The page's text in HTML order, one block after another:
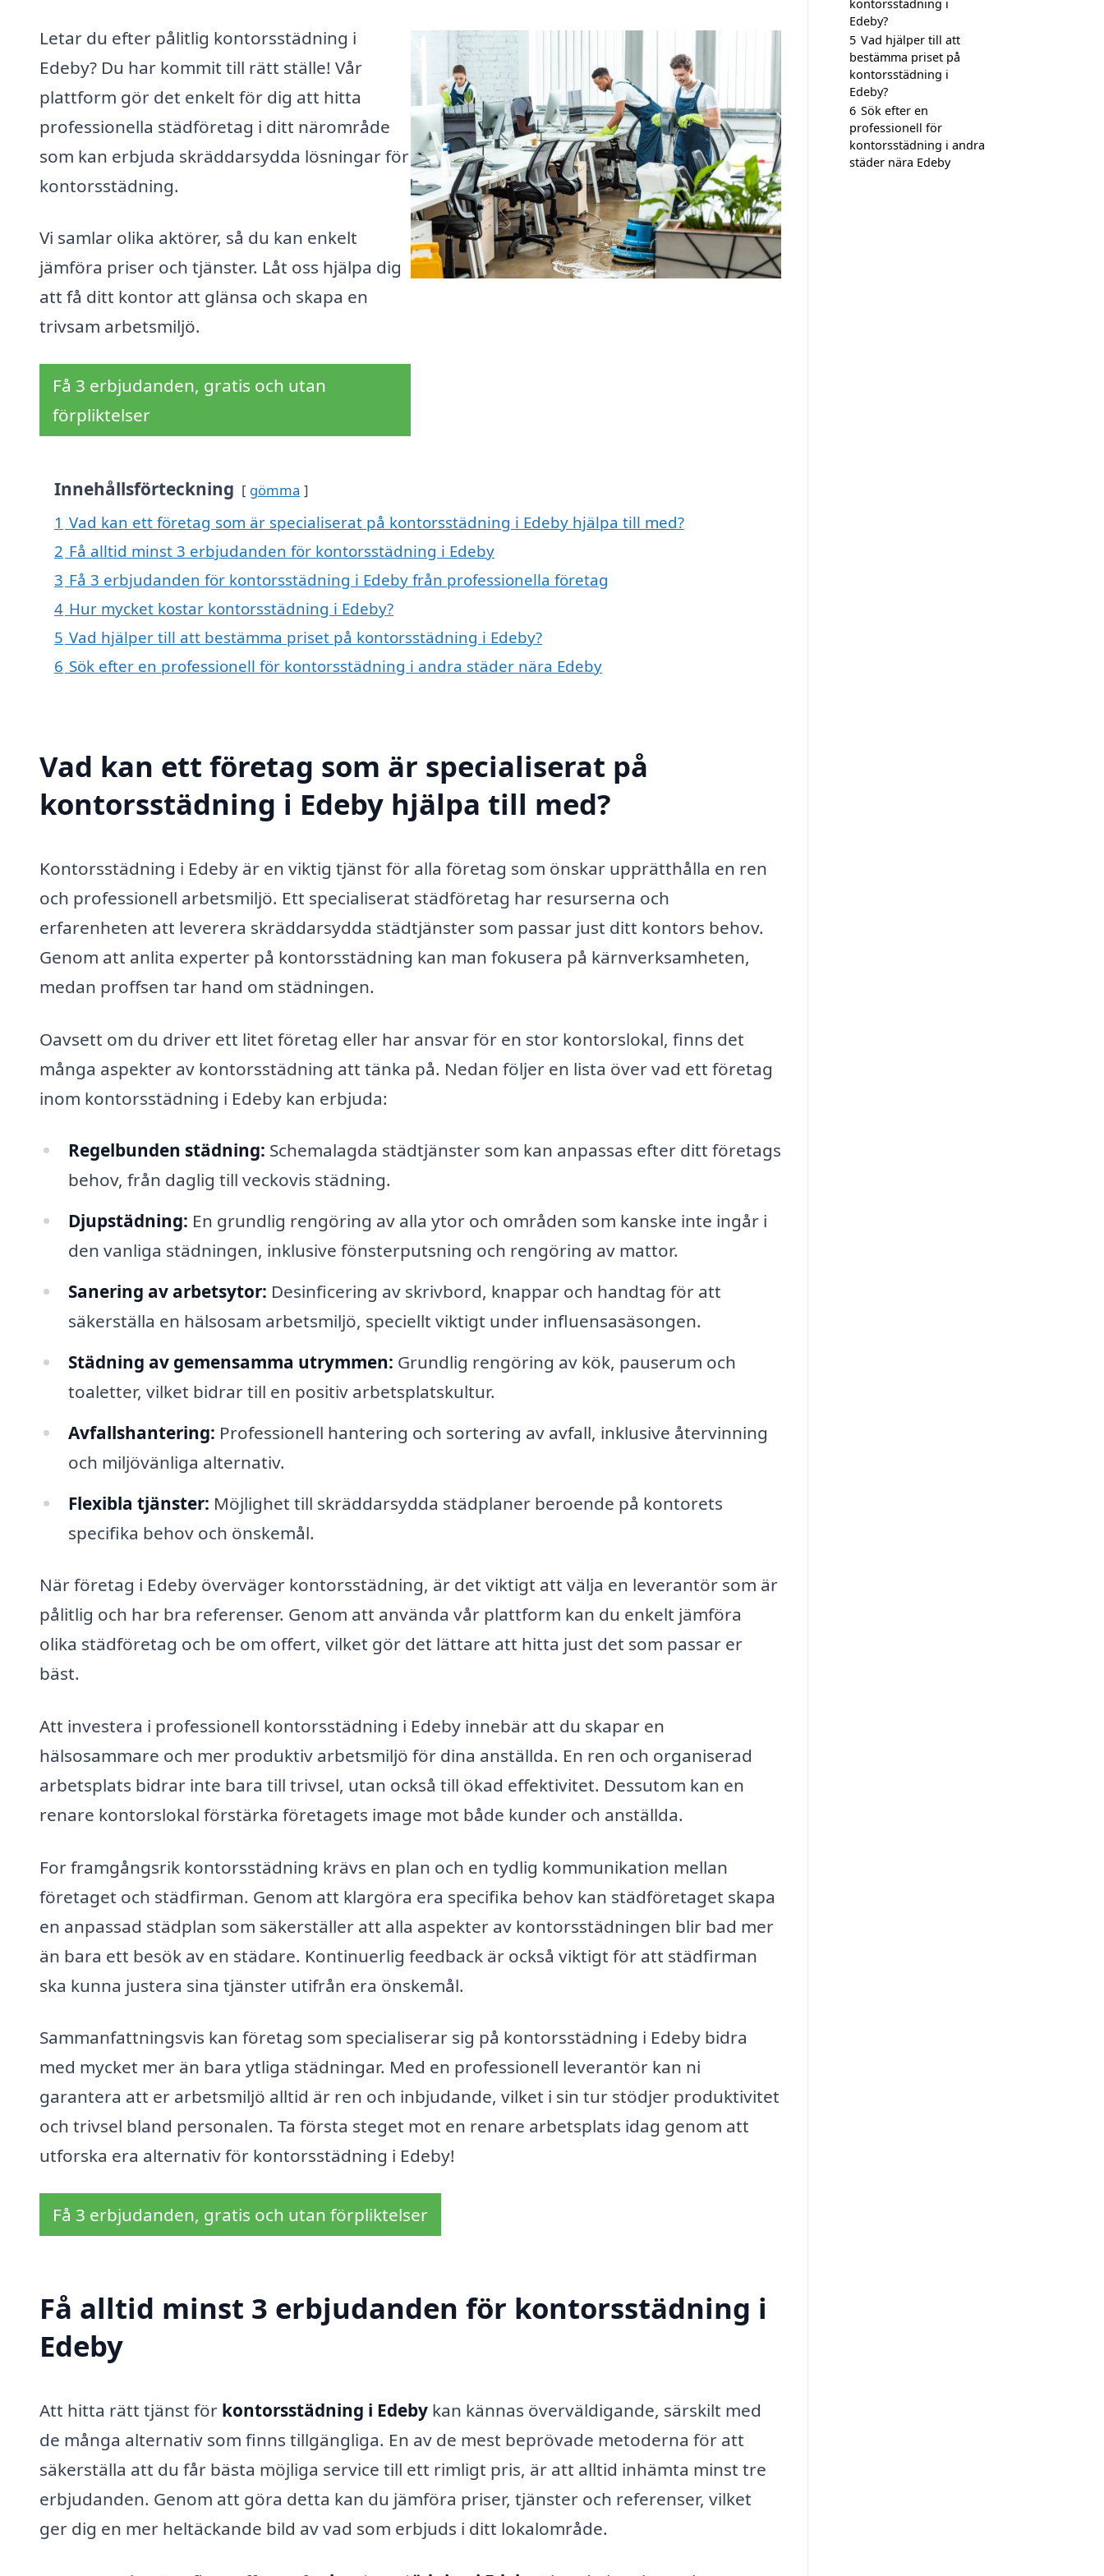
Letar du efter pålitlig kontorsstädning i
Edeby? Du har kommit till rätt ställe! Vår
plattform gör det enkelt för dig att hitta
professionella städföretag i ditt närområde
som kan erbjuda skräddarsydda lösningar för
kontorsstädning.
Vi samlar olika aktörer, så du kan enkelt
jämföra priser och tjänster. Låt oss hjälpa dig
att få ditt kontor att glänsa och skapa en
trivsam arbetsmiljö.
Få 3 erbjudanden, gratis och utan
förpliktelser
Innehållsförteckning gömma
1 Vad kan ett företag som är specialiserat på kontorsstädning i Edeby hjälpa till med?
2 Få alltid minst 3 erbjudanden för kontorsstädning i Edeby
3 Få 3 erbjudanden för kontorsstädning i Edeby från professionella företag
4 Hur mycket kostar kontorsstädning i Edeby?
5 Vad hjälper till att bestämma priset på kontorsstädning i Edeby?
6 Sök efter en professionell för kontorsstädning i andra städer nära Edeby
Vad kan ett företag som är specialiserat på
kontorsstädning i Edeby hjälpa till med?
Kontorsstädning i Edeby är en viktig tjänst för alla företag som önskar upprätthålla en ren
och professionell arbetsmiljö. Ett specialiserat städföretag har resurserna och
erfarenheten att leverera skräddarsydda städtjänster som passar just ditt kontors behov.
Genom att anlita experter på kontorsstädning kan man fokusera på kärnverksamheten,
medan proffsen tar hand om städningen.
Oavsett om du driver ett litet företag eller har ansvar för en stor kontorslokal, finns det
många aspekter av kontorsstädning att tänka på. Nedan följer en lista över vad ett företag
inom kontorsstädning i Edeby kan erbjuda:
Regelbunden städning: Schemalagda städtjänster som kan anpassas efter ditt företags
behov, från daglig till veckovis städning.
Djupstädning: En grundlig rengöring av alla ytor och områden som kanske inte ingår i
den vanliga städningen, inklusive fönsterputsning och rengöring av mattor.
Sanering av arbetsytor: Desinficering av skrivbord, knappar och handtag för att
säkerställa en hälsosam arbetsmiljö, speciellt viktigt under influensasäsongen.
Städning av gemensamma utrymmen: Grundlig rengöring av kök, pauserum och
toaletter, vilket bidrar till en positiv arbetsplatskultur.
Avfallshantering: Professionell hantering och sortering av avfall, inklusive återvinning
och miljövänliga alternativ.
Flexibla tjänster: Möjlighet till skräddarsydda städplaner beroende på kontorets
specifika behov och önskemål.
När företag i Edeby överväger kontorsstädning, är det viktigt att välja en leverantör som är
pålitlig och har bra referenser. Genom att använda vår plattform kan du enkelt jämföra
olika städföretag och be om offert, vilket gör det lättare att hitta just det som passar er
bäst.
Att investera i professionell kontorsstädning i Edeby innebär att du skapar en
hälsosammare och mer produktiv arbetsmiljö för dina anställda. En ren och organiserad
arbetsplats bidrar inte bara till trivsel, utan också till ökad effektivitet. Dessutom kan en
renare kontorslokal förstärka företagets image mot både kunder och anställda.
For framgångsrik kontorsstädning krävs en plan och en tydlig kommunikation mellan
företaget och städfirman. Genom att klargöra era specifika behov kan städföretaget skapa
en anpassad städplan som säkerställer att alla aspekter av kontorsstädningen blir bad mer
än bara ett besök av en städare. Kontinuerlig feedback är också viktigt för att städfirman
ska kunna justera sina tjänster utifrån era önskemål.
Sammanfattningsvis kan företag som specialiserar sig på kontorsstädning i Edeby bidra
med mycket mer än bara ytliga städningar. Med en professionell leverantör kan ni
garantera att er arbetsmiljö alltid är ren och inbjudande, vilket i sin tur stödjer produktivitet
och trivsel bland personalen. Ta första steget mot en renare arbetsplats idag genom att
utforska era alternativ för kontorsstädning i Edeby!
Få 3 erbjudanden, gratis och utan förpliktelser
Få alltid minst 3 erbjudanden för kontorsstädning i
Edeby
Att hitta rätt tjänst för kontorsstädning i Edeby kan kännas överväldigande, särskilt med
de många alternativ som finns tillgängliga. En av de mest beprövade metoderna för att
säkerställa att du får bästa möjliga service till ett rimligt pris, är att alltid in­hämta minst tre
erbjudanden. Genom att göra detta kan du jämföra priser, tjänster och referenser, vilket
ger dig en mer heltäckande bild av vad som erbjuds i ditt lokalområde.
kontorsstädning i
Edeby?
5 Vad hjälper till att
bestämma priset på
kontorsstädning i
Edeby?
6 Sök efter en
professionell för
kontorsstädning i andra
städer nära Edeby